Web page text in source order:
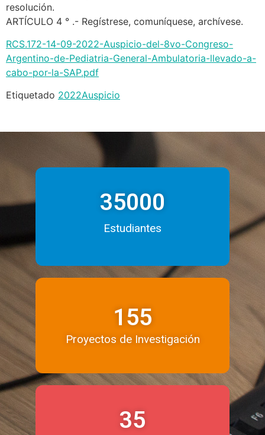
resolución.
ARTÍCULO 4 ° .- Regístrese, comuníquese, archívese.
RCS.172-14-09-2022-Auspicio-del-8vo-Congreso-
Argentino-de-Pediatria-General-Ambulatoria-llevado-a-
cabo-por-la-SAP.pdf
Etiquetado 2022Auspicio
35000
Estudiantes
155
Proyectos de Investigación
35